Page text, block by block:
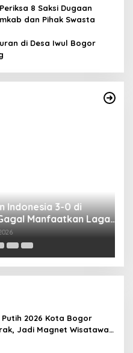
8 Saksi Dugaan
dan Pihak Swasta
di Desa Iwul Bogor
3-0 di
Manfaatkan Laga
2026 Kota Bogor
Jadi Magnet Wisatawan